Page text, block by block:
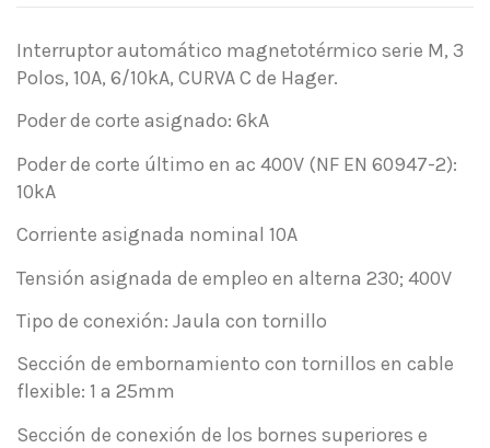
Interruptor automático magnetotérmico serie M, 3
Polos, 10A, 6/10kA, CURVA C de Hager.
Poder de corte asignado: 6kA
Poder de corte último en ac 400V (NF EN 60947-2):
10kA
Corriente asignada nominal 10A
Tensión asignada de empleo en alterna 230; 400V
Tipo de conexión: Jaula con tornillo
Sección de embornamiento con tornillos en cable
flexible: 1 a 25mm
Sección de conexión de los bornes superiores e